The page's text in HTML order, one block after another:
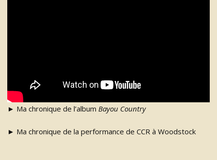
► Ma chronique de l’album Bayou Country
► Ma chronique de la performance de CCR à Woodstock